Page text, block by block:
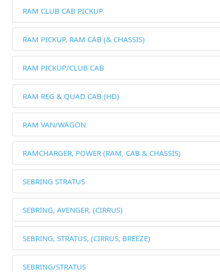
RAM CLUB CAB PICKUP
RAM PICKUP, RAM CAB (& CHASSIS)
RAM PICKUP/CLUB CAB
RAM REG & QUAD CAB (HD)
RAM VAN/WAGON
RAMCHARGER, POWER (RAM, CAB & CHASSIS)
SEBRING STRATUS
SEBRING, AVENGER, (CIRRUS)
SEBRING, STRATUS, (CIRRUS, BREEZE)
SEBRING/STRATUS